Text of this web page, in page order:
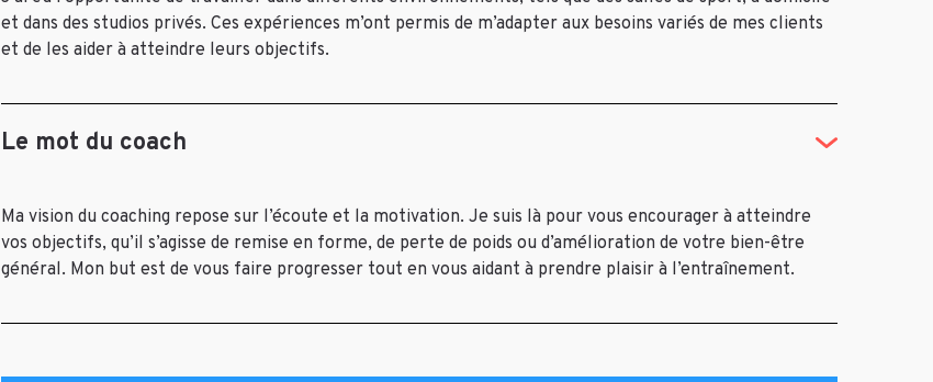
et dans des studios privés. Ces expériences m’ont permis de m’adapter aux besoins variés de mes clients
et de les aider à atteindre leurs objectifs.
Le mot du coach
Ma vision du coaching repose sur l’écoute et la motivation. Je suis là pour vous encourager à atteindre
vos objectifs, qu’il s’agisse de remise en forme, de perte de poids ou d’amélioration de votre bien-être
général. Mon but est de vous faire progresser tout en vous aidant à prendre plaisir à l’entraînement.